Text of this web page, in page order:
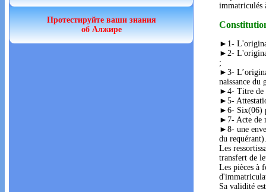
Протестируйте ваши знания
об Алжире
immatriculés
►1-
►2- L'original
;
►3-
naissance du
►4- Titre de
►5-
►6- Six(06)
►7- Acte de
►8- une
du requérant).
Les
transfert de
Les pièces à
Sa validité